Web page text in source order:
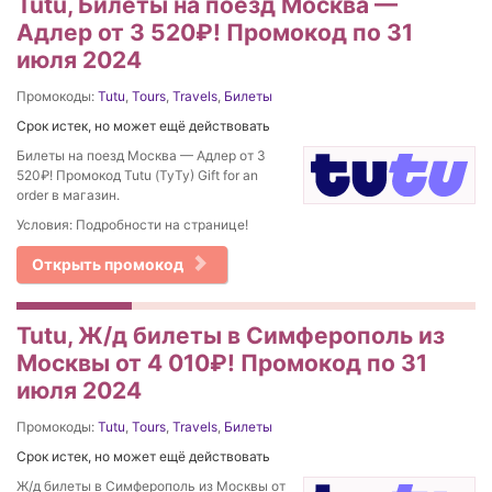
Адлер от 3 520₽! Промокод по 31
июля 2024
Промокоды: Tutu Tours Travels Билеты
Срок истек, но может ещё действовать
Билеты на поезд Москва — Адлер от 3
520₽! Промокод Tutu (ТуТу) Gift for an
order в магазин.
Условия: Подробности на странице!
Открыть промокод
Tutu, Ж/д билеты в Симферополь из
Москвы от 4 010₽! Промокод по 31
июля 2024
Промокоды: Tutu Tours Travels Билеты
Срок истек, но может ещё действовать
Ж/д билеты в Симферополь из Москвы от